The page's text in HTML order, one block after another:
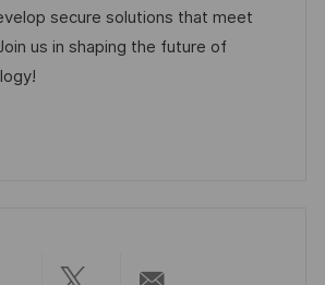
a
t
secure solutions that meet
us in shaping the future of